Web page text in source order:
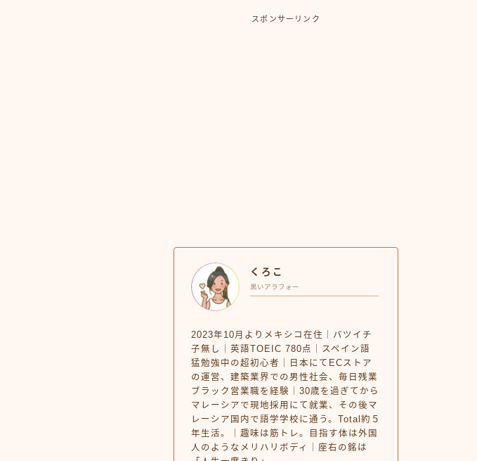
スポンサーリンク
くろこ
黒いアラフォー
2023年10月よりメキシコ在住｜バツイチ
子無し｜英語TOEIC 780点｜スペイン語
猛勉強中の超初心者｜日本にてECストア
の運営、建築業界での男性社会、毎日残業
ブラック営業職を経験｜30歳を過ぎてから
マレーシアで現地採用にて就業、その後マ
レーシア国内で語学学校に通う。Total約５
年生活。｜趣味は筋トレ。目指す体は外国
人のようなメリハリボディ｜座右の銘は